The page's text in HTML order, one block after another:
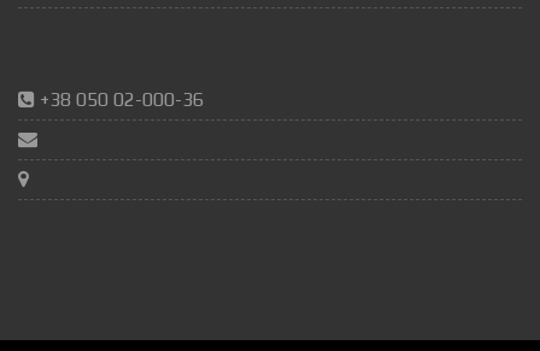
+38 050 02-000-36